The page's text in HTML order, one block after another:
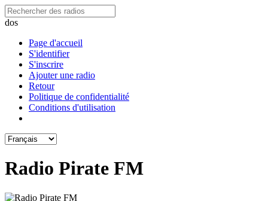
dos
Page d'accueil
S'identifier
S'inscrire
Ajouter une radio
Retour
Politique de confidentialité
Conditions d'utilisation
Radio Pirate FM